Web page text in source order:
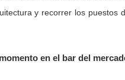
y recorrer los puestos
en el bar del